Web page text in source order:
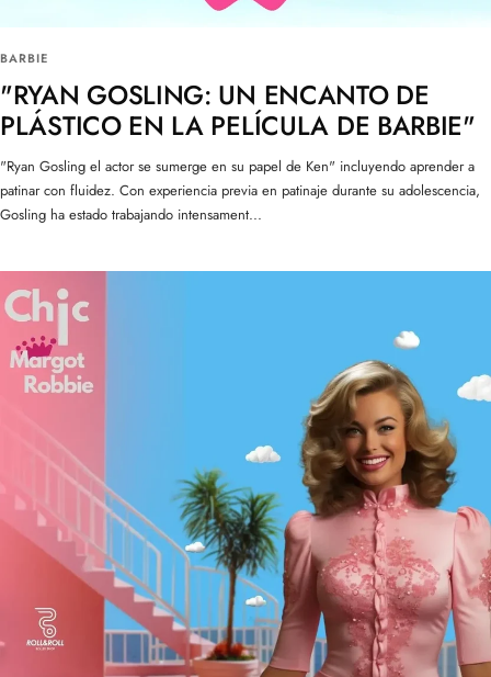
BARBIE
"RYAN GOSLING: UN ENCANTO DE
PLÁSTICO EN LA PELÍCULA DE BARBIE"
"Ryan Gosling el actor se sumerge en su papel de Ken" incluyendo aprender a
patinar con fluidez. Con experiencia previa en patinaje durante su adolescencia,
Gosling ha estado trabajando intensament...